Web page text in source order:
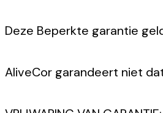
Deze Beperkte garantie
AliveCor garandeert niet